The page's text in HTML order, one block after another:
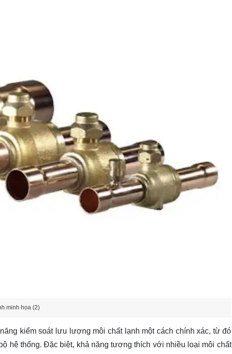
minh họa (2)
kiểm soát lưu lượng môi chất lạnh một cách chính xác, từ đó
hệ thống. Đặc biệt, khả năng tương thích với nhiều loại môi chất